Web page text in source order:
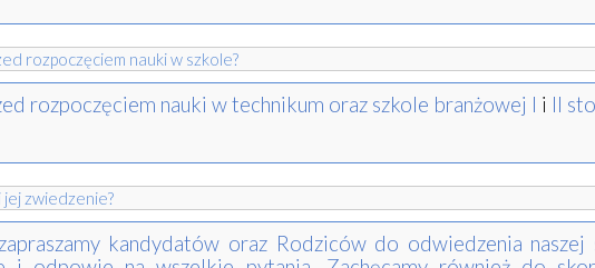
rozpoczęciem nauki w szkole?
rozpoczęciem nauki w technikum oraz szkole branżowej I i II
jej zwiedzenie?
kandydatów oraz Rodziców do odwiedzenia